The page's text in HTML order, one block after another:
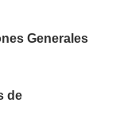
Generales
de